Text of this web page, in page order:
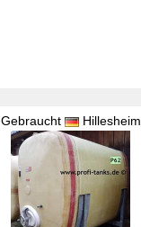
Gebraucht Hillesheim